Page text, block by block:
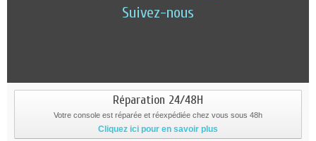
Suivez-nous
Réparation 24/48H
Votre console est réparée et réexpédiée chez vous sous 48h
Cliquez ici pour en savoir plus